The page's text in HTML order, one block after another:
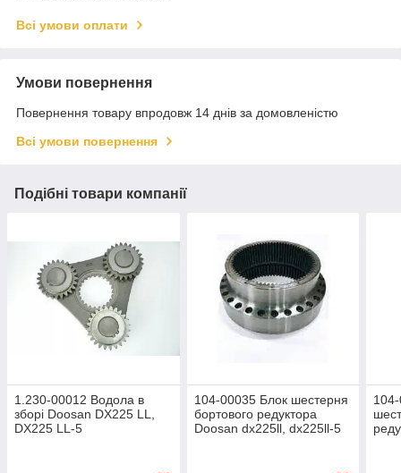
Всі умови оплати
Умови повернення
Повернення товару впродовж 14 днів за домовленістю
Всі умови повернення
Подібні товари компанії
1.230-00012 Водола в
зборі Doosan DX225 LL,
DX225 LL-5
104-00035 Блок шестерня
бортового редуктора
Doosan dx225ll, dx225ll-5